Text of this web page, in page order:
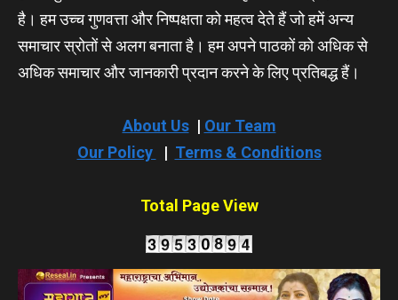
है। हम उच्च गुणवत्ता और निष्पक्षता को महत्व देते हैं जो हमें अन्य
समाचार स्रोतों से अलग बनाता है। हम अपने पाठकों को अधिक से
अधिक समाचार और जानकारी प्रदान करने के लिए प्रतिबद्ध हैं।
About Us| Our Team
Our Policy
| Terms & Conditions
Total Page View